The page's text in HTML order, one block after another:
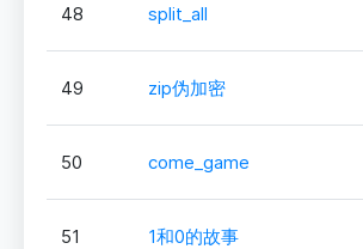
48 split_all
49 zip伪加密
50 come_game
51 1和0的故事